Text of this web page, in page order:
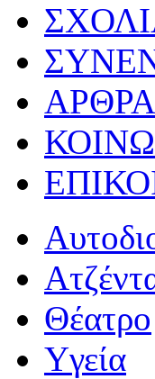
ΑΡΘΡΑ
Θέατρο
Yγεία